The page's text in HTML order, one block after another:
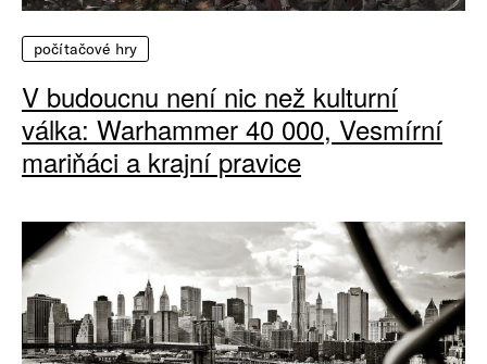
počítačové hry
V budoucnu není nic než kulturní
válka: Warhammer 40 000, Vesmírní
mariňáci a krajní pravice